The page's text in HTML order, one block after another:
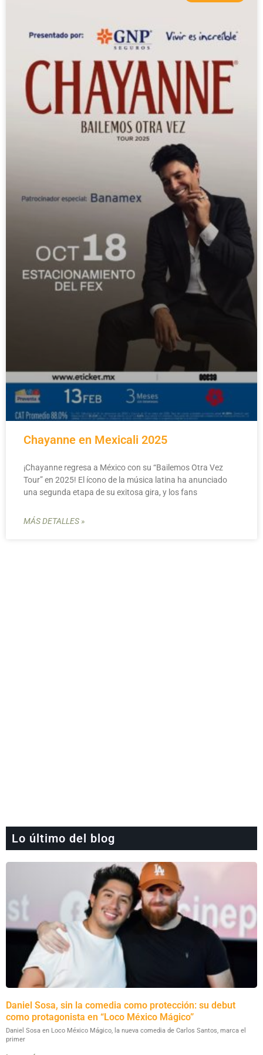
Chayanne en Mexicali 2025
¡Chayanne regresa a México con su “Bailemos Otra Vez
Tour” en 2025! El ícono de la música latina ha anunciado
una segunda etapa de su exitosa gira, y los fans
MÁS DETALLES »
Lo último del blog
Daniel Sosa, sin la comedia como protección: su debut
como protagonista en “Loco México Mágico”
Daniel Sosa en Loco México Mágico, la nueva comedia de Carlos Santos, marca el
primer